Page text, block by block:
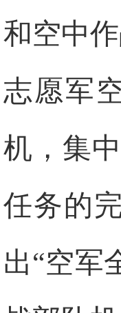
和空中
志愿军
机，集
任务的
出“空军